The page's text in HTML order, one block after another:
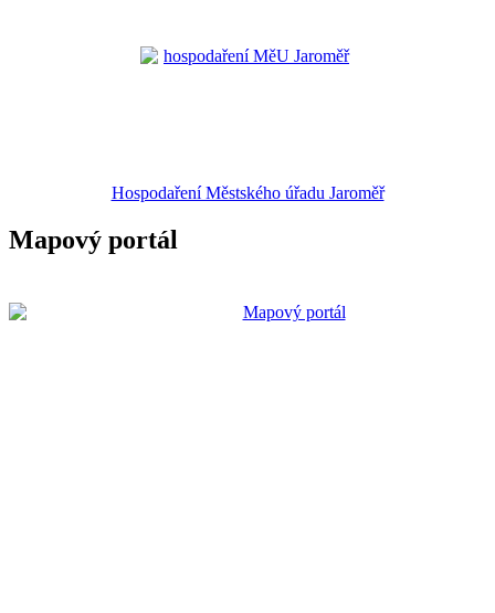
Hospodaření Městského úřadu Jaroměř
Mapový portál